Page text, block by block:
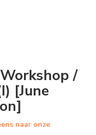
/
[June
naar onze